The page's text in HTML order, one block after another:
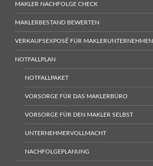
MAKLER NACHFOLGE CHECK
MAKLERBESTAND BEWERTEN
VERKAUFSEXPOSÉ FÜR MAKLERUNTERNEHMEN
NOTFALLPLAN
NOTFALLPAKET
VORSORGE FÜR DAS MAKLERBÜRO
VORSORGE FÜR DEN MAKLER SELBST
UNTERNEHMERVOLLMACHT
NACHFOLGEPLANUNG